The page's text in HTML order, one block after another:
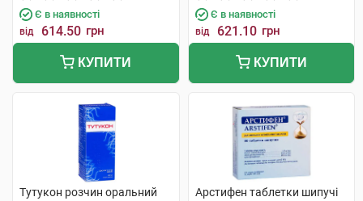
Є в наявності
від 614.50 грн
КУПИТИ
Є в наявності
від 621.10 грн
КУПИТИ
Тутукон розчин оральний
Арстифен таблетки шипучі